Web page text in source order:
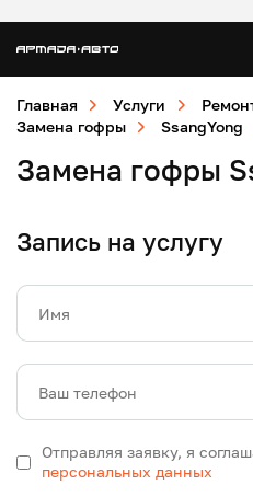
Главная Услуги
Замена гофры
SsangYong
Замена гофры
Запись на услугу
Имя
Ваш телефон
Отправляя заявку, я
персональных данных